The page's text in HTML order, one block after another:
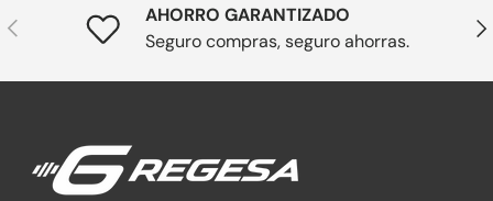
Anterior
AHORRO GARANTIZADO
Seguro compras, seguro ahorras.